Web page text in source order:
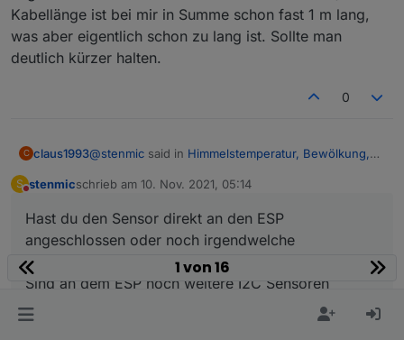
Kabellänge ist bei mir in Summe schon fast 1 m lang,
was aber eigentlich schon zu lang ist. Sollte man
deutlich kürzer halten.
0
C claus1993@stenmic said in Himmelstemperatur, Bewölkung,
Erstmal Danke für deine ausführliche
Erklärung.
Bei mir geht ESP Easy problemlos, der Sensor
ist schon im Paket drin.
Ich musste lediglich auf "Force Slow I2C
Hatte es schon versucht aber leider hat es bei mir
nicht geklappt. Denke ich werde es noch mal
Hast du den Sensor direkt an den ESP
angeschlossen oder noch irgendwelche
Sind an dem ESP noch weitere I2C Sensoren
S stenmicschrieb am 10. Nov. 2021, 05:14
zuletzt editiert von
Hast du den Sensor direkt an den ESP
angeschlossen oder noch irgendwelche
Wiederstände dazwischen geschaltet?
Sind an dem ESP noch weitere I2C Sensoren
angeschlossen?
1 von 16